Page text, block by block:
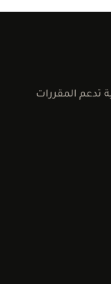
تدعم المقررات